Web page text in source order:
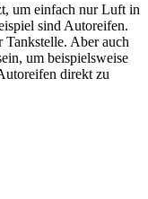
um einfach nur Luft in
sind Autoreifen.
Aber auch
um beispielsweise
direkt zu